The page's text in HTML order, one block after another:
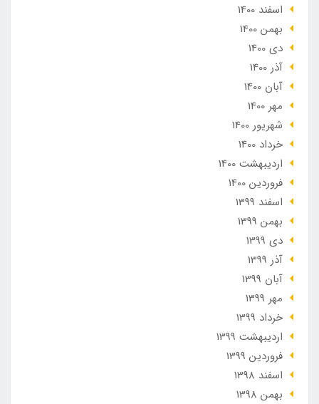
اسفند 1400
بهمن 1400
دی 1400
آذر 1400
آبان 1400
مهر 1400
شهریور 1400
خرداد 1400
ارديبهشت 1400
فروردین 1400
اسفند 1399
بهمن 1399
دی 1399
آذر 1399
آبان 1399
مهر 1399
خرداد 1399
ارديبهشت 1399
فروردین 1399
اسفند 1398
بهمن 1398